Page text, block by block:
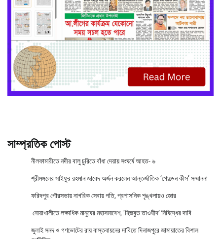
সাম্প্রতিক পোস্ট
নীলফামারীতে নদীর বালু চুরিতে বাঁধা দেয়ায় সংঘর্ষে আহত- ৬
শ্রীমঙ্গলের সাইফুর রহমান জাবেদ অর্জন করলেন আন্তর্জাতিক ‘গোল্ডেন কীস’ সম্মাননা
ফরিদপুর পৌরসভায় নাগরিক সেবায় গতি, প্রশাসনিক শৃঙ্খলায়ও জোর
নোয়াখালীতে লক্ষাধিক মানুষের মহাসমাবেশ, ‘হিজবুত তাওহীদ’ নিষিদ্ধের দাবি
জুলাই সনদ ও গণভোটের রায় বাস্তবায়নের দাবিতে দিনাজপুরে জামায়াতের বিশাল